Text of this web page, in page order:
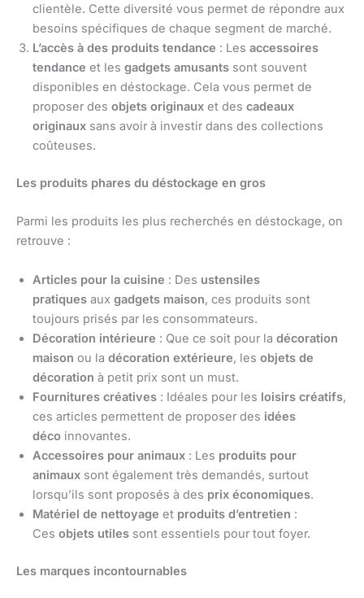
clientèle. Cette diversité vous permet de répondre aux
besoins spécifiques de chaque segment de marché.
L’accès à des produits tendance : Les accessoires
tendance et les gadgets amusants sont souvent
disponibles en déstockage. Cela vous permet de
proposer des objets originaux et des cadeaux
originaux sans avoir à investir dans des collections
coûteuses.
Les produits phares du déstockage en gros
Parmi les produits les plus recherchés en déstockage, on
retrouve :
Articles pour la cuisine : Des ustensiles
pratiques aux gadgets maison, ces produits sont
toujours prisés par les consommateurs.
Décoration intérieure : Que ce soit pour la décoration
maison ou la décoration extérieure, les objets de
décoration à petit prix sont un must.
Fournitures créatives : Idéales pour les loisirs créatifs,
ces articles permettent de proposer des idées
déco innovantes.
Accessoires pour animaux : Les produits pour
animaux sont également très demandés, surtout
lorsqu’ils sont proposés à des prix économiques.
Matériel de nettoyage et produits d’entretien :
Ces objets utiles sont essentiels pour tout foyer.
Les marques incontournables